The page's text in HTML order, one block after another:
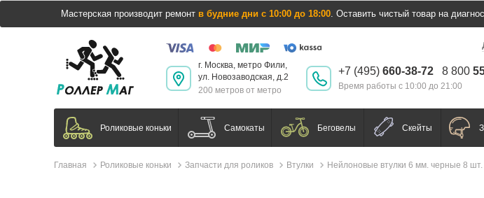
Мастерская производит ремонт в будние дни с 10:00 до 18:00. Оставить чистый товар на
г. Москва, метро Фили,
ул. Новозаводская, д.2
200 метров от метро
+7 (495) 660-38-72 8 800
Время работы с 10:00 до 21:00
Роликовые коньки Самокаты Беговелы Скейты
Главная Роликовые коньки Запчасти для роликов Втулки Нейлоновые втулки 6 мм. черные 8 шт.